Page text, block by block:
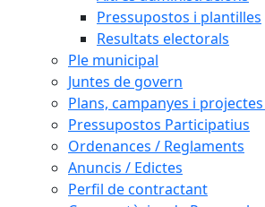
Pressupostos i plantilles
Resultats electorals
Ple municipal
Juntes de govern
Plans, campanyes i
Pressupostos Participatius
Ordenances / Reglaments
Anuncis / Edictes
Perfil de contractant